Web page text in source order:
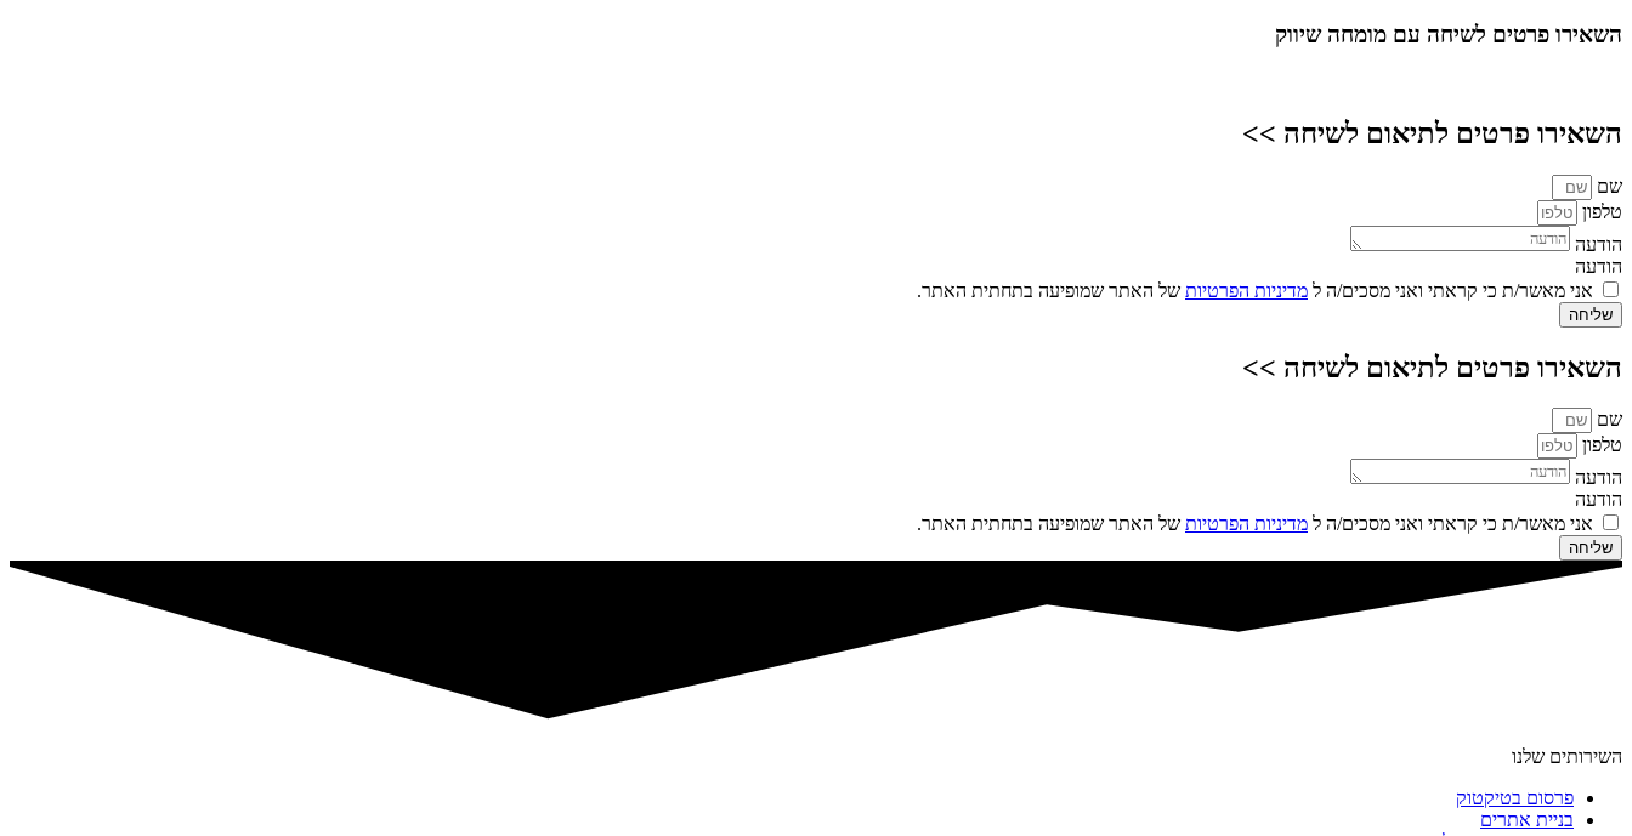
השאירו פרטים לשיחה עם מומחה שיווק
השאירו פרטים לתיאום לשיחה >>
שם
טלפון
הודעה
הודעה
אני מאשר/ת כי קראתי ואני מסכים/ה ל מדיניות הפרטיות של האתר שמופיעה בתחתית האתר.
שליחה
השאירו פרטים לתיאום לשיחה >>
שם
טלפון
הודעה
הודעה
אני מאשר/ת כי קראתי ואני מסכים/ה ל מדיניות הפרטיות של האתר שמופיעה בתחתית האתר.
שליחה
השירותים שלנו
פרסום בטיקטוק
בניית אתרים